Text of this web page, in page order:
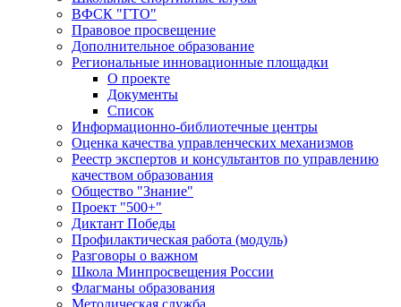
ВФСК "ГТО"
Правовое просвещение
Дополнительное образование
Региональные инновационные площадки
О проекте
Документы
Список
Информационно-библиотечные центры
Оценка качества управленческих механизмов
Реестр экспертов и консультантов по управлению
качеством образования
Общество "Знание"
Проект "500+"
Диктант Победы
Профилактическая работа (модуль)
Разговоры о важном
Школа Минпросвещения России
Флагманы образования
Методическая служба